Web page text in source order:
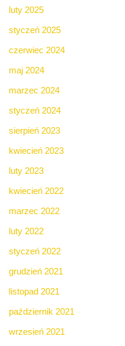
luty 2025
styczeń 2025
czerwiec 2024
maj 2024
marzec 2024
styczeń 2024
sierpień 2023
kwiecień 2023
luty 2023
kwiecień 2022
marzec 2022
luty 2022
styczeń 2022
grudzień 2021
listopad 2021
październik 2021
wrzesień 2021